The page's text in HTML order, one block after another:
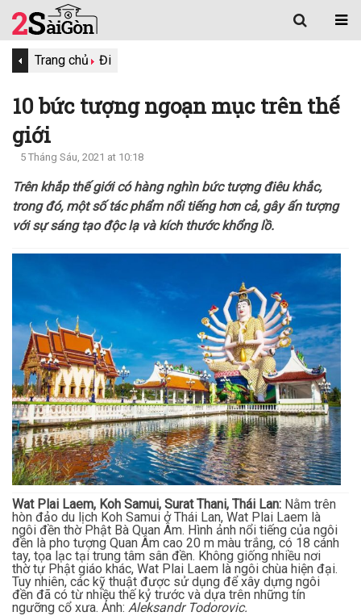
Trang chủ Đi
10 bức tượng ngoạn mục trên thế
giới
5 Tháng Sáu, 2021 at 10:18
Trên khắp thế giới có hàng nghìn bức tượng điêu khắc,
trong đó, một số tác phẩm nổi tiếng hơn cả, gây ấn tượng
với sự sáng tạo độc lạ và kích thước khổng lồ.
Wat Plai Laem, Koh Samui, Surat Thani, Thái Lan: Nằm trên
hòn đảo du lịch Koh Samui ở Thái Lan, Wat Plai Laem là
ngôi đền thờ Phật Bà Quan Âm. Hình ảnh nổi tiếng của ngôi
đền là pho tượng Quan Âm cao 20 m màu trắng, có 18 cánh
tay, tọa lạc tại trung tâm sân đền. Không giống nhiều nơi
thờ tự Phật giáo khác, Wat Plai Laem là ngôi chùa hiện đại.
Tuy nhiên, các kỹ thuật được sử dụng để xây dựng ngôi
đền đã có từ nhiều thế kỷ trước và dựa trên những tín
ngưỡng cổ xưa. Ảnh: Aleksandr Todorovic.